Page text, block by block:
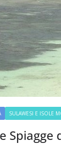
SULAWESI E ISOLE